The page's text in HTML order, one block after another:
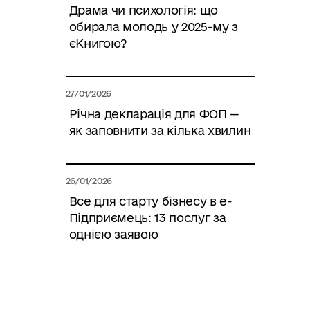
Драма чи психологія: що
обирала молодь у 2025-му з
єКнигою?
27/01/2026
Річна декларація для ФОП —
як заповнити за кілька хвилин
26/01/2026
Все для старту бізнесу в е-
Підприємець: 13 послуг за
однією заявою